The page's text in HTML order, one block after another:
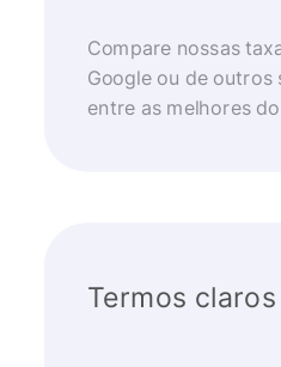
Compare nossas
Google ou de
entre as melhores
Termos claros